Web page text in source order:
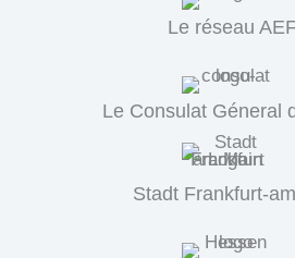
Le réseau
Le Consulat Géneral
Stadt Frankfurt-